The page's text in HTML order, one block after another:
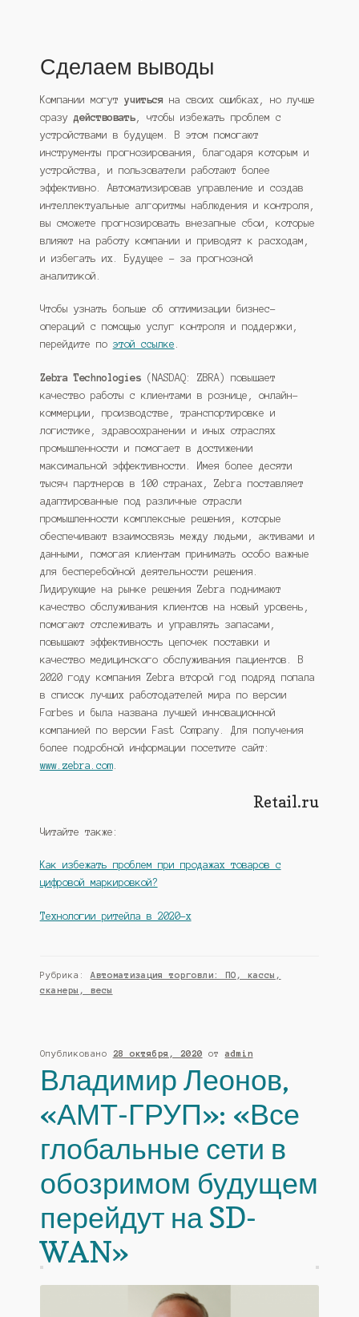
Сделаем выводы
Компании могут учиться на своих ошибках, но лучше
сразу действовать, чтобы избежать проблем с
устройствами в будущем. В этом помогают
инструменты прогнозирования, благодаря которым и
устройства, и пользователи работают более
эффективно. Автоматизировав управление и создав
интеллектуальные алгоритмы наблюдения и контроля,
вы сможете прогнозировать внезапные сбои, которые
влияют на работу компании и приводят к расходам,
и избегать их. Будущее – за прогнозной
аналитикой.
Чтобы узнать больше об оптимизации бизнес-
операций с помощью услуг контроля и поддержки,
перейдите по этой ссылке
Zebra Technologies(NASDAQ: ZBRA) повышает
качество работы с клиентами в рознице, онлайн-
коммерции, производстве, транспортировке и
логистике, здравоохранении и иных отраслях
промышленности и помогает в достижении
максимальной эффективности. Имея более десяти
тысяч партнеров в 100 странах, Zebra поставляет
адаптированные под различные отрасли
промышленности комплексные решения, которые
обеспечивают взаимосвязь между людьми, активами и
данными, помогая клиентам принимать особо важные
для бесперебойной деятельности решения.
Лидирующие на рынке решения Zebra поднимают
качество обслуживания клиентов на новый уровень,
помогают отслеживать и управлять запасами,
повышают эффективность цепочек поставки и
качество медицинского обслуживания пациентов. В
2020 году компания Zebra второй год подряд попала
в список лучших работодателей мира по версии
Forbes и была названа лучшей инновационной
компанией по версии Fast Company. Для получения
более подробной информации посетите сайт:
www.zebra.com.
Retail.ru
Читайте также:
Как избежать проблем при продажах товаров с
цифровой маркировкой?
Технологии ритейла в 2020-х
Рубрика: Автоматизация торговли: ПО, кассы,
сканеры, весы
Опубликовано 28 октября, 2020 от admin
Владимир Леонов,
«АМТ-ГРУП»: «Все
глобальные сети в
обозримом будущем
перейдут на SD-
WAN»